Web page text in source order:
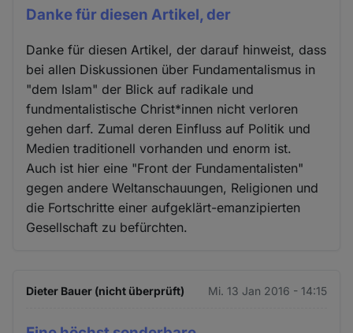
Danke für diesen Artikel, der
Danke für diesen Artikel, der darauf hinweist, dass
bei allen Diskussionen über Fundamentalismus in
"dem Islam" der Blick auf radikale und
fundmentalistische Christ*innen nicht verloren
gehen darf. Zumal deren Einfluss auf Politik und
Medien traditionell vorhanden und enorm ist.
Auch ist hier eine "Front der Fundamentalisten"
gegen andere Weltanschauungen, Religionen und
die Fortschritte einer aufgeklärt-emanzipierten
Gesellschaft zu befürchten.
Dieter Bauer (nicht überprüft) Mi. 13 Jan 2016 - 14:15